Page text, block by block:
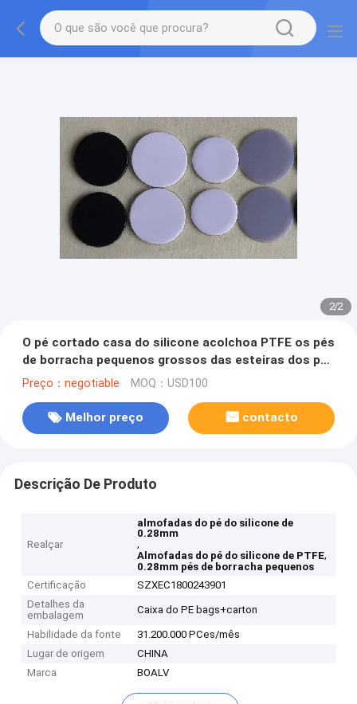
2/2
O pé cortado casa do silicone acolchoa PTFE os pés
de borracha pequenos grossos das esteiras dos pés
de 0.28mm
Preço：negotiable MOQ：USD100
Melhor preço contacto
Descrição De Produto
Realçar
almofadas do pé do silicone de
0.28mm
,
Almofadas do pé do silicone de PTFE,
0.28mm pés de borracha pequenos
Certificação
SZXEC1800243901
Detalhes da
embalagem
Caixa do PE bags+carton
Habilidade da fonte
31.200.000 PCes/mês
Lugar de origem
CHINA
Marca
BOALV